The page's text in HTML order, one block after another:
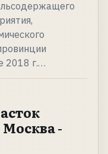
2018 г.…
-